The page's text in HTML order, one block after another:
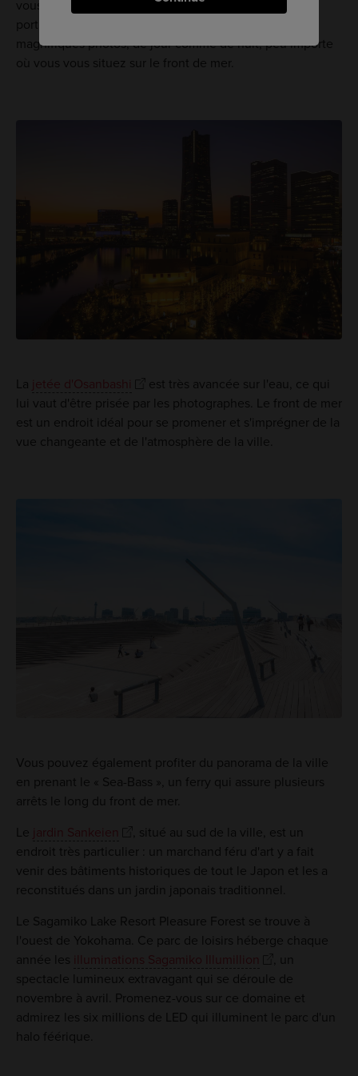
vous amuser gratuitement. La baie de Yokohama et la
portion de la ville faisant face à la mer feront de
magnifiques photos, de jour comme de nuit, peu importe
où vous vous situez sur le front de mer.
La jetée d'Osanbashi
est très avancée sur l'eau, ce qui
lui vaut d'être prisée par les photographes. Le front de mer
est un endroit idéal pour se promener et s'imprégner de la
vue changeante et de l'atmosphère de la ville.
Vous pouvez également profiter du panorama de la ville
en prenant le « Sea-Bass », un ferry qui assure plusieurs
arrêts le long du front de mer.
Le jardin Sankeien
, situé au sud de la ville, est un
endroit très particulier : un marchand féru d'art y a fait
venir des bâtiments historiques de tout le Japon et les a
reconstitués dans un jardin japonais traditionnel.
Le Sagamiko Lake Resort Pleasure Forest se trouve à
l'ouest de Yokohama. Ce parc de loisirs héberge chaque
année les
illuminations Sagamiko Illumillion
, un
spectacle lumineux extravagant qui se déroule de
novembre à avril. Promenez-vous sur ce domaine et
admirez les six millions de LED qui illuminent le parc d'un
halo féérique.